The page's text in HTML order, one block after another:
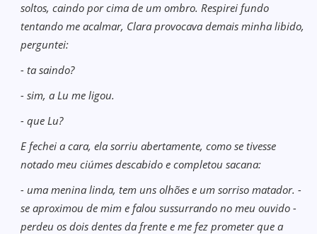
soltos, caindo por cima de um ombro. Respirei fundo
tentando me acalmar, Clara provocava demais minha libido,
perguntei:
- ta saindo?
- sim, a Lu me ligou.
- que Lu?
E fechei a cara, ela sorriu abertamente, como se tivesse
notado meu ciúmes descabido e completou sacana:
- uma menina linda, tem uns olhões e um sorriso matador. -
se aproximou de mim e falou sussurrando no meu ouvido -
perdeu os dois dentes da frente e me fez prometer que a